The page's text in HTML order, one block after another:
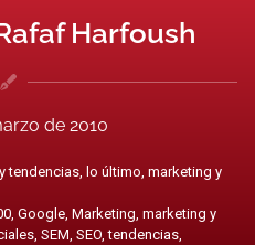
Harfoush
de 2010
tendencias, lo último,marketing y
,Google,Marketing,marketing y
,SEM,SEO,tendencias,